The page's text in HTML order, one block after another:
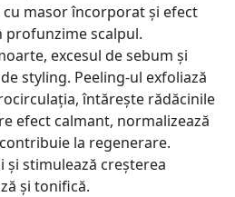
cu masor încorporat și efect
profunzime scalpul.
excesul de sebum și
styling. Peeling-ul exfoliază
întărește rădăcinile
efect calmant, normalizează
la regenerare.
și stimulează creșterea
și tonifică.